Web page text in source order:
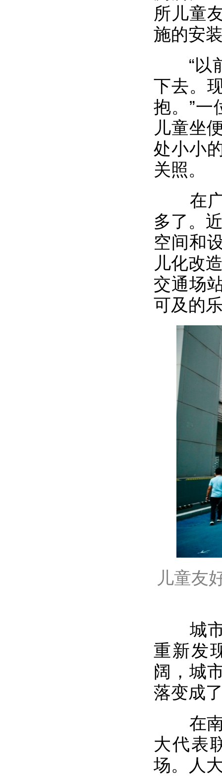
所儿童
施的安
“以前
下去。
抱。”一
儿童坐
处小小
关照。
在广
多了。
空间和
儿化改
交通场
可及的
儿童友
城市
重新发
阔，城
落变成
在南
大代表
场。人